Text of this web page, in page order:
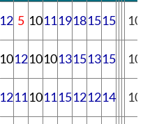
12 5 101119181515 10
1012101013151315 10
1211101115121214 10